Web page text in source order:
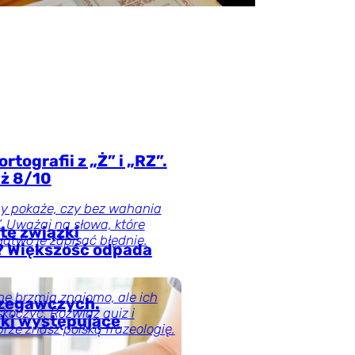
z „Ż” i „RZ”.
8/10
pokaże, czy bez wahania
Uważaj na słowa, które
je zapisać błędnie.
te związki
odpada
brzmią znajomo, ale ich
Rozwiąż quiz i
znasz polską frazeologię.
występujące